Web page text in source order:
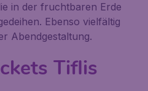
in der fruchtbaren Erde
Ebenso vielfältig
Abendgestaltung.
Tiflis